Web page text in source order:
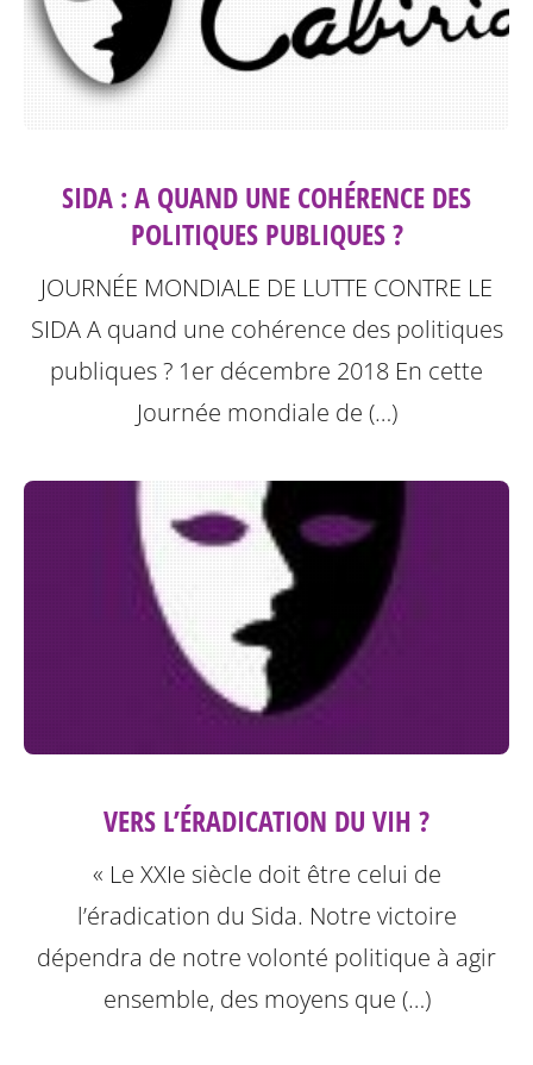
SIDA : A QUAND UNE COHÉRENCE DES
POLITIQUES PUBLIQUES ?
JOURNÉE MONDIALE DE LUTTE CONTRE LE
SIDA A quand une cohérence des politiques
publiques ? 1er décembre 2018 En cette
Journée mondiale de (…)
VERS L’ÉRADICATION DU VIH ?
« Le XXIe siècle doit être celui de
l’éradication du Sida. Notre victoire
dépendra de notre volonté politique à agir
ensemble, des moyens que (…)